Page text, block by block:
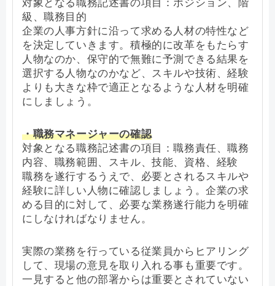
対象となる職務記述書の項目：ポジション、階
級、職務目的
企業の人事方針に沿って求める人材の特性など
を決定していきます。積極的に改革をもたらす
人物なのか、保守的で無難に予測できる結果を
選択する人物なのかなど、スキルや技術、経験
よりも大きな枠で適正となるような人材を明確
にしましょう。
・職務マネージャーの確認
対象となる職務記述書の項目：職務責任、職務
内容、職務範囲、スキル、技能、資格、経験
職務を遂行するうえで、必要とされるスキルや
経験に詳しい人物に確認しましょう。企業の求
める目的に対して、必要な業務遂行能力を明確
にしなければなりません。
実際の業務を行っている従業員からヒアリング
して、現場の意見を取り入れる事も重要です。
一見すると他の部署からは重要とされていない